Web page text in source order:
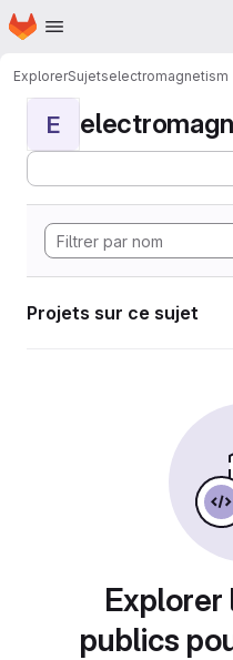
Passer au contenu principal
Page d'accueil
ExplorerSujetselectromagnetism
E
Projets sur ce sujet
Explorer
publics